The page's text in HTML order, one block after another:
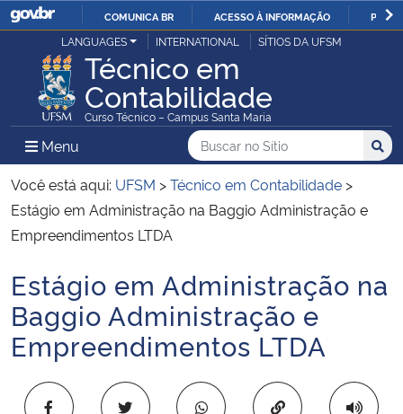
IR
PARA
O
CONTEÚDO
COMUNICA BR ACESSO À INFORMAÇÃO
Ministério da Justiça e Segurança Pública
Ministério da Defesa
Ministério das Relações Exteriores
Ministério da Economia
Ministério da Infraestrutura
Ministério da Agricultura, Pecuária e Abastecimento
LANGUAGES INTERNATIONAL SÍTIOS DA UFSM
Técnico em
Contabilidade
Curso Técnico – Campus Santa Maria
Menu Menu Principal do Sítio
Busca
Buscar no no Sítio
Busca:
Você está aqui: UFSM >Técnico em Contabilidade >
Estágio em Administração na Baggio Administração e
Empreendimentos LTDA
Início do conteúdo
Estágio em Administração na
Baggio Administração e
Empreendimentos LTDA
Copiar para área